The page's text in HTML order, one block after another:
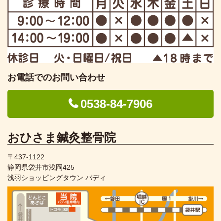
お電話でのお問い合わせ
0538-84-7906
おひさま鍼灸整骨院
〒437-1122
静岡県袋井市浅岡425
浅羽ショッピングタウン パディ